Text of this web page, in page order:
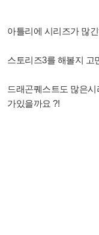
아틀리에 시리즈가 많
스토리즈3를 해볼지 고
드래곤퀘스트도 많은
가있을까요 ?!